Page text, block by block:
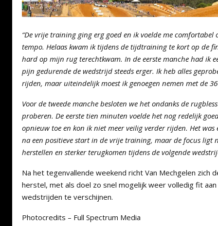
“De vrije training ging erg goed en ik voelde me comfortabel
tempo. Helaas kwam ik tijdens de tijdtraining te kort op de
hard op mijn rug terechtkwam. In de eerste manche had ik
pijn gedurende de wedstrijd steeds erger. Ik heb alles
rijden, maar uiteindelijk moest ik genoegen nemen met de
Voor de tweede manche besloten we het ondanks de
proberen. De eerste tien minuten voelde het nog redelijk
opnieuw toe en kon ik niet meer veilig verder rijden. Het was
na een positieve start in de vrije training, maar de focus ligt
herstellen en sterker terugkomen tijdens de volgende
Na het tegenvallende weekend richt Van Mechgelen zich
herstel, met als doel zo snel mogelijk weer volledig fit
wedstrijden te verschijnen.
Photocredits – Full Spectrum Media